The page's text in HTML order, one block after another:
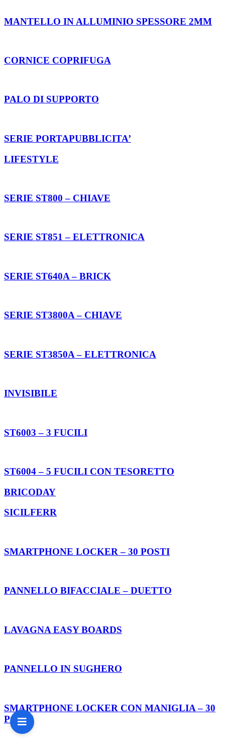
MANTELLO IN ALLUMINIO SPESSORE 2MM
CORNICE COPRIFUGA
PALO DI SUPPORTO
SERIE PORTAPUBBLICITA’
LIFESTYLE
SERIE ST800 – CHIAVE
SERIE ST851 – ELETTRONICA
SERIE ST640A – BRICK
SERIE ST3800A – CHIAVE
SERIE ST3850A – ELETTRONICA
INVISIBILE
ST6003 – 3 FUCILI
ST6004 – 5 FUCILI CON TESORETTO
BRICODAY
SICILFERR
SMARTPHONE LOCKER – 30 POSTI
PANNELLO BIFACCIALE – DUETTO
LAVAGNA EASY BOARDS
PANNELLO IN SUGHERO
SMARTPHONE LOCKER CON MANIGLIA – 30
POSTI